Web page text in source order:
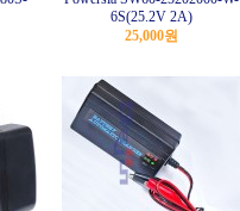
6S(25.2V 2A)
25,000원